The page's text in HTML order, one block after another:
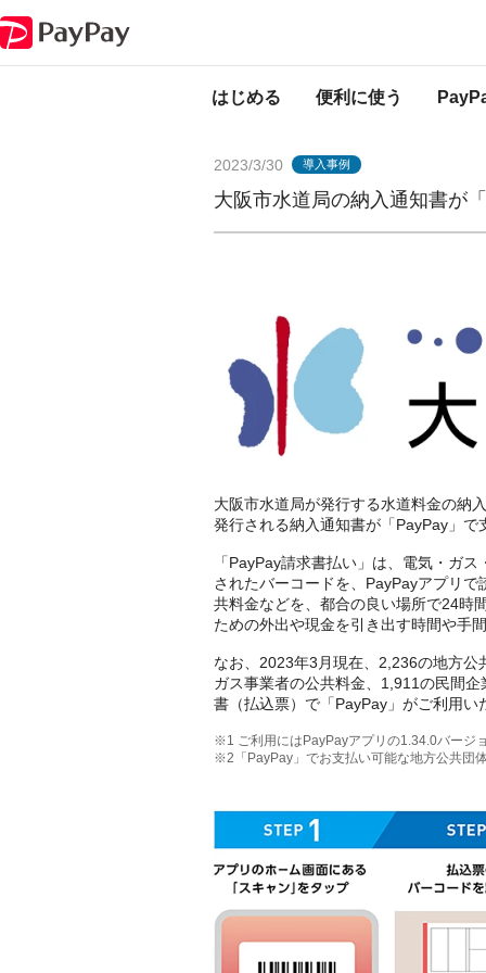
はじめる 便利に使う
2023/3/30 導入事例
大阪市水道局の納入通知書が
大阪市水道局が発行する水道料金の納
発行される納入通知書が「PayPay」
「PayPay請求書払い」は、電気・ガ
されたバーコードを、PayPayアプリ
共料金などを、都合の良い場所で24時
ための外出や現金を引き出す時間や手
なお、2023年3月現在、2,236の地方
ガス事業者の公共料金、1,911の民間
書（払込票）で「PayPay」がご利用
※1 ご利用にはPayPayアプリの1.34.0バージ
※2「PayPay」でお支払い可能な地方公共団